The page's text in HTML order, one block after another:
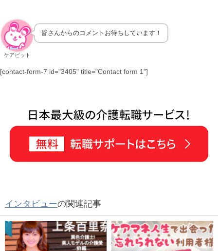
ケアビット
皆さんからのコメントお待ちしています！
[contact-form-7 id="3405" title="Contact form 1"]
インタビューの関連記事